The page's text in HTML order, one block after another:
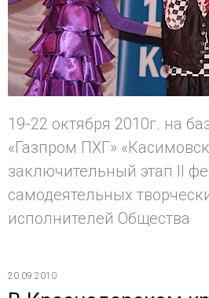
19-22 октября 2010г. на
«Газпром ПХГ»
заключительный этап II
самодеятельных
исполнителей Общества
20.09.2010